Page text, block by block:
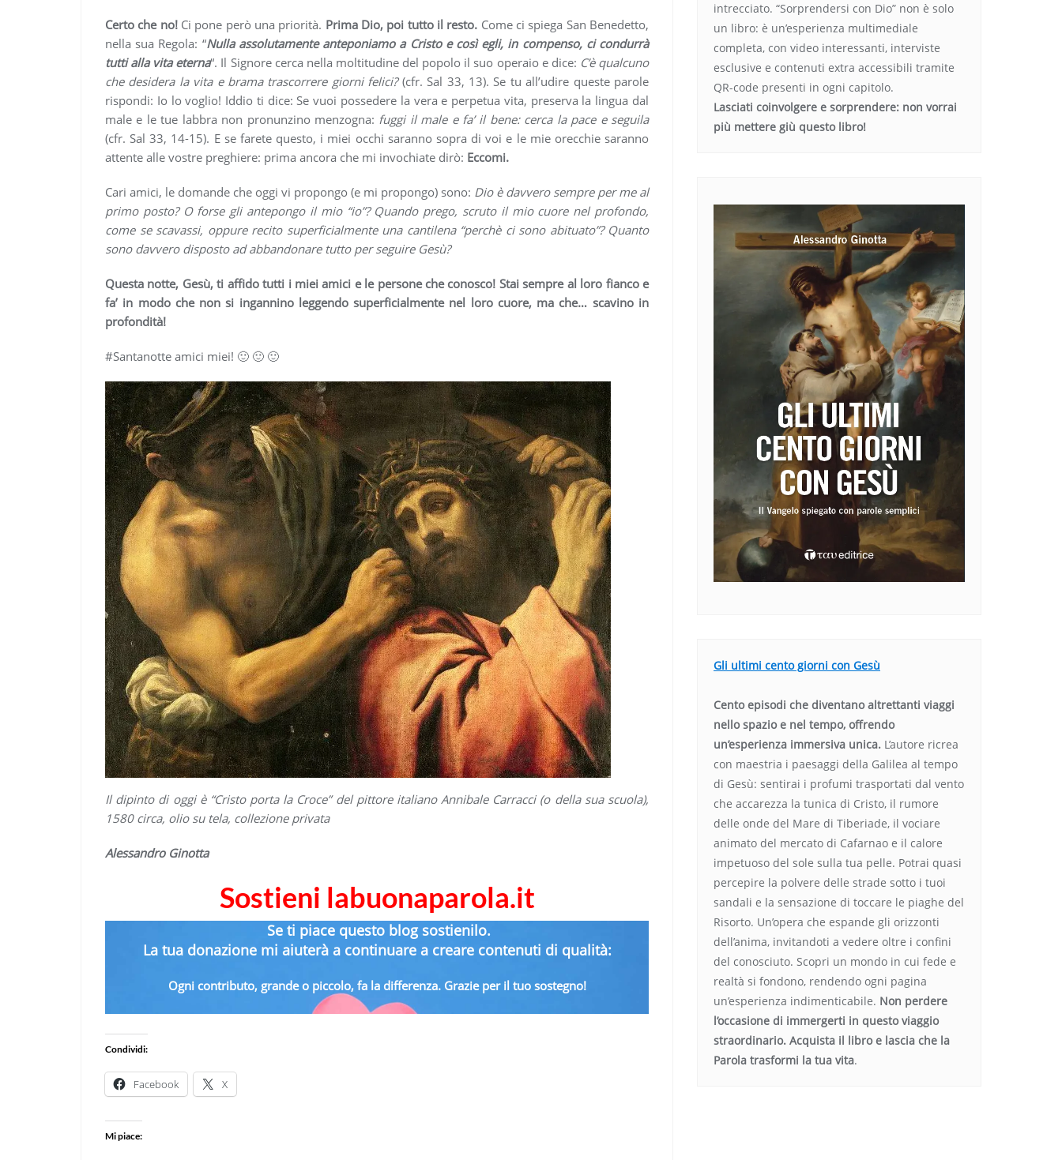
Certo che no! Ci pone però una priorità. Prima Dio, poi tutto il resto. Come ci spiega San Benedetto,
nella sua Regola: “Nulla assolutamente anteponiamo a Cristo e così egli, in compenso, ci condurrà
tutti alla vita eterna“. Il Signore cerca nella moltitudine del popolo il suo operaio e dice: C’è qualcuno
che desidera la vita e brama trascorrere giorni felici?(cfr. Sal 33, 13). Se tu all’udire queste parole
rispondi: Io lo voglio! Iddio ti dice: Se vuoi possedere la vera e perpetua vita, preserva la lingua dal
male e le tue labbra non pronunzino menzogna: fuggi il male e fa’ il bene: cerca la pace e seguila
(cfr. Sal 33, 14-15). E se farete questo, i miei occhi saranno sopra di voi e le mie orecchie saranno
attente alle vostre preghiere: prima ancora che mi invochiate dirò: Eccomi.
Cari amici, le domande che oggi vi propongo (e mi propongo) sono: Dio è davvero sempre per me al
primo posto? O forse gli antepongo il mio “io”? Quando prego, scruto il mio cuore nel profondo,
come se scavassi, oppure recito superficialmente una cantilena “perchè ci sono abituato”? Quanto
sono davvero disposto ad abbandonare tutto per seguire Gesù?
Questa notte, Gesù, ti affido tutti i miei amici e le persone che conosco! Stai sempre al loro fianco e
fa’ in modo che non si ingannino leggendo superficialmente nel loro cuore, ma che… scavino in
profondità!
#Santanotte amici miei! 🙂 🙂 🙂
Il dipinto di oggi è “Cristo porta la Croce” del pittore italiano Annibale Carracci (o della sua scuola),
1580 circa, olio su tela, collezione privata
Alessandro Ginotta
Sostieni labuonaparola.it
Se ti piace questo blog sostienilo.
La tua donazione mi aiuterà a continuare a creare contenuti di qualità:
Ogni contributo, grande o piccolo, fa la differenza. Grazie per il tuo sostegno!
Condividi:
Facebook X
Mi piace:
intrecciato. “Sorprendersi con Dio” non è solo
un libro: è un’esperienza multimediale
completa, con video interessanti, interviste
esclusive e contenuti extra accessibili tramite
QR-code presenti in ogni capitolo.
Lasciati coinvolgere e sorprendere: non vorrai
più mettere giù questo libro!
Gli ultimi cento giorni con Gesù
Cento episodi che diventano altrettanti viaggi
nello spazio e nel tempo, offrendo
un’esperienza immersiva unica. L’autore ricrea
con maestria i paesaggi della Galilea al tempo
di Gesù: sentirai i profumi trasportati dal vento
che accarezza la tunica di Cristo, il rumore
delle onde del Mare di Tiberiade, il vociare
animato del mercato di Cafarnao e il calore
impetuoso del sole sulla tua pelle. Potrai quasi
percepire la polvere delle strade sotto i tuoi
sandali e la sensazione di toccare le piaghe del
Risorto. Un’opera che espande gli orizzonti
dell’anima, invitandoti a vedere oltre i confini
del conosciuto. Scopri un mondo in cui fede e
realtà si fondono, rendendo ogni pagina
un’esperienza indimenticabile. Non perdere
l’occasione di immergerti in questo viaggio
straordinario. Acquista il libro e lascia che la
Parola trasformi la tua vita.